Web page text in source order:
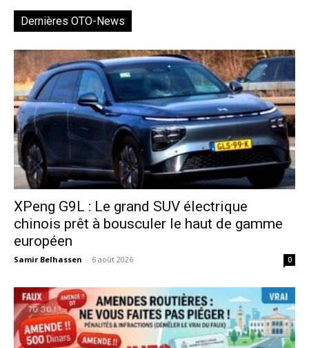
Dernières OTO-News
XPeng G9L : Le grand SUV électrique
chinois prêt à bousculer le haut de gamme
européen
Samir Belhassen - 6 août 2026 0